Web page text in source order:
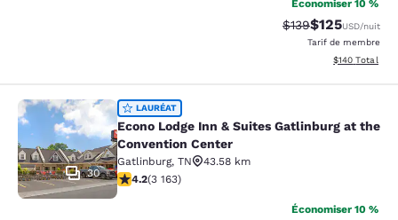
Économiser 10 %
Tarif barré :
$139Tarif réduit :
$125USD/nuit
Tarif de membre
Afficher les
$140 Total
Econo Lodge Inn & Suites
30
LAURÉAT
Econo Lodge Inn & Suites Gatlinburg at the
Convention Center
Gatlinburg, TN
43.58 km
4.19 étoiles. Très bon. 3163 commentaires
4.2(3 163)
Économiser 10 %